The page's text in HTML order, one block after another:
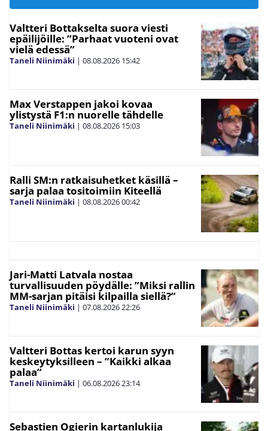
Valtteri Bottakselta suora viesti
epäilijöille: ”Parhaat vuoteni ovat
vielä edessä”
Taneli Niinimäki | 08.08.2026 15:42
Max Verstappen jakoi kovaa
ylistystä F1:n nuorelle tähdelle
Taneli Niinimäki | 08.08.2026 15:03
Ralli SM:n ratkaisuhetket käsillä –
sarja palaa tositoimiin Kiteellä
Taneli Niinimäki | 08.08.202600:42
Jari-Matti Latvala nostaa
turvallisuuden pöydälle: ”Miksi rallin
MM-sarjan pitäisi kilpailla siellä?”
Taneli Niinimäki | 07.08.202622:26
Valtteri Bottas kertoi karun syyn
keskeytyksilleen – ”Kaikki alkaa
palaa”
Taneli Niinimäki | 06.08.202623:14
Sebastien Ogierin kartanlukija